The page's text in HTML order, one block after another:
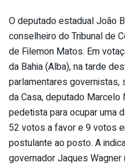
O deputado estadual João
conselheiro do Tribunal de
de Filemon Matos. Em
da Bahia (Alba), na tarde
parlamentares
da Casa, deputado Marcelo
pedetista para ocupar uma
52 votos a favor e 9 votos
postulante ao posto. A
governador Jaques Wagner